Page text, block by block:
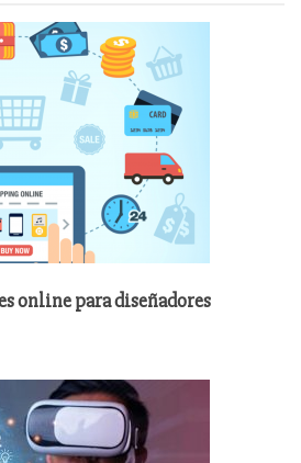
online para diseñadores